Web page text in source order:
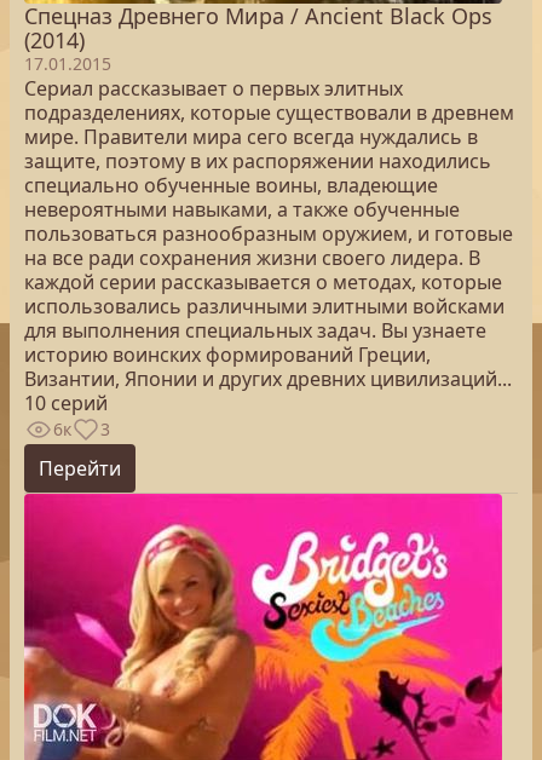
Спецназ Древнего Мира / Ancient Black Ops
(2014)
17.01.2015
Сериал рассказывает о первых элитных
подразделениях, которые существовали в древнем
мире. Правители мира сего всегда нуждались в
защите, поэтому в их распоряжении находились
специально обученные воины, владеющие
невероятными навыками, а также обученные
пользоваться разнообразным оружием, и готовые
на все ради сохранения жизни своего лидера. В
каждой серии рассказывается о методах, которые
использовались различными элитными войсками
для выполнения специальных задач. Вы узнаете
историю воинских формирований Греции,
Византии, Японии и других древних цивилизаций...
10 серий
6к 3
Перейти